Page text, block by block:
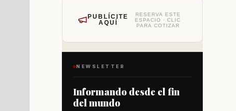
PUBLÍCITE
AQUÍ
RESERVA ESTE
ESPACIO · CLIC
PARA COTIZAR
NEWSLETTER
Informando desde el fin
del mundo